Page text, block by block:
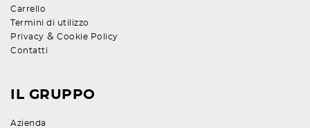
Carrello
Termini di utilizzo
Privacy & Cookie Policy
Contatti
IL GRUPPO
Azienda